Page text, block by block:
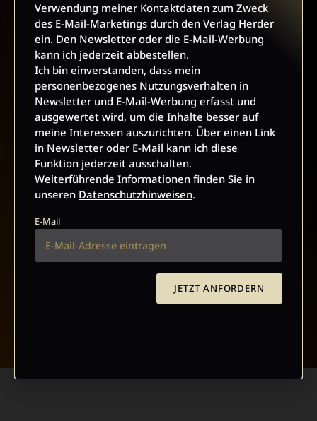
AGB UND WIDERRUFSBELEHRUNG DATENSCHUTZ
BARRIEREFREIHEIT IMPRESSUM
VERTRAG WIDERRUFEN
ABO ONLINE KÜNDIGEN
Verwendung meiner Kontaktdaten zum Zweck
des E-Mail-Marketings durch den Verlag Herder
ein. Den Newsletter oder die E-Mail-Werbung
kann ich jederzeit abbestellen.
Ich bin einverstanden, dass mein
personenbezogenes Nutzungsverhalten in
Newsletter und E-Mail-Werbung erfasst und
ausgewertet wird, um die Inhalte besser auf
meine Interessen auszurichten. Über einen Link
in Newsletter oder E-Mail kann ich diese
Funktion jederzeit ausschalten.
Weiterführende Informationen finden Sie in
unseren Datenschutzhinweisen.
E-Mail
JETZT ANFORDERN